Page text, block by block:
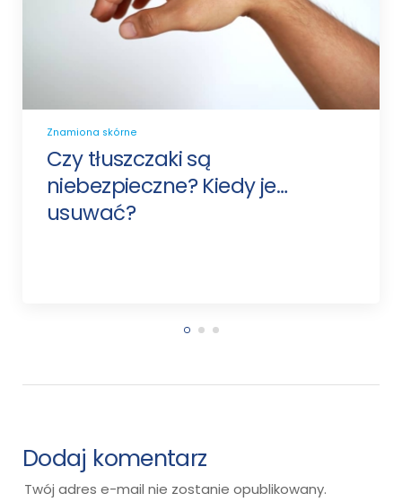
Znamiona skórne
Czy tłuszczaki są
niebezpieczne? Kiedy je
usuwać?
Dodaj komentarz
Twój adres e-mail nie zostanie opublikowany.